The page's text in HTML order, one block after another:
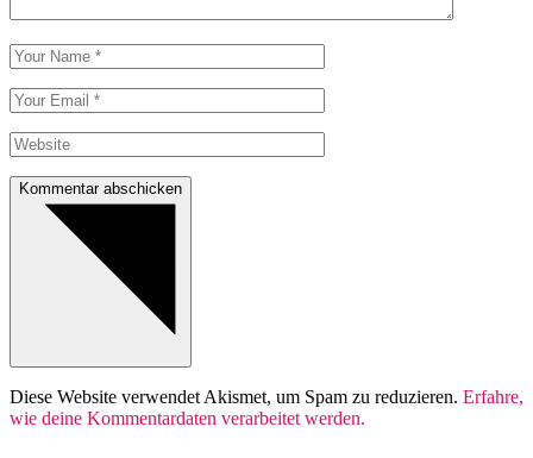
Kommentar abschicken
Diese Website verwendet Akismet, um Spam zu reduzieren. Erfahre,
wie deine Kommentardaten verarbeitet werden.